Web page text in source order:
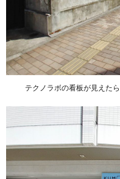
テクノラボの看板が見えた